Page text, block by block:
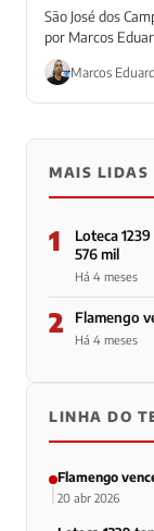
São José dos
por Marcos
apostas...
Marcos
MAIS LIDAS
1
Loteca
576 mil
Há 4 meses
2 Flamengo
Há 4 meses
LINHA DO
Flamengo
20 abr 2026